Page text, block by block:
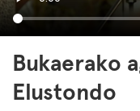
Bukaerako
Elustondo